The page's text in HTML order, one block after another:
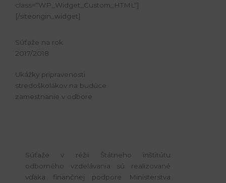
class=“WP_Widget_Custom_HTML“]
[/siteorigin_widget]
Súťaže na rok
2017/2018
Ukážky pripravenosti
stredoškolákov na budúce
zamestnanie v odbore
Súťaže v réžii Štátneho inštitútu
odborného vzdelávania sú realizované
vďaka finančnej podpore Ministerstva